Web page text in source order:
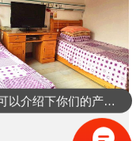
可以介绍下你们的产品么？